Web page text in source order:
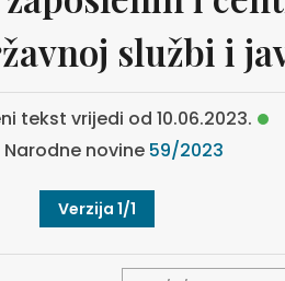
službi i
tekst vrijedi od 10.06.2023.
Narodne novine 59/2023
Verzija 1/1